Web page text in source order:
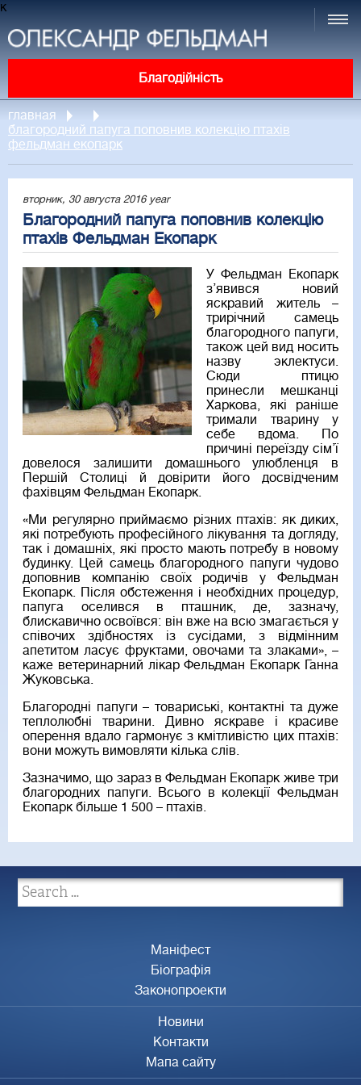
к
Благодійність
главная
благородний папуга поповнив колекцію птахів
фельдман екопарк
вторник, 30 августа 2016 year
Благородний папуга поповнив колекцію
птахів Фельдман Екопарк
У Фельдман Екопарк
з’явився новий
яскравий житель –
трирічний самець
благородного папуги,
також цей вид носить
назву эклектуси.
Сюди птицю
принесли мешканці
Харкова, які раніше
тримали тварину у
себе вдома. По
причині переїзду сім’ї
довелося залишити домашнього улюбленця в
Першій Столиці й довірити його досвідченим
фахівцям Фельдман Екопарк.
«Ми регулярно приймаємо різних птахів: як диких,
які потребують професійного лікування та догляду,
так і домашніх, які просто мають потребу в новому
будинку. Цей самець благородного папуги чудово
доповнив компанію своїх родичів у Фельдман
Екопарк. Після обстеження і необхідних процедур,
папуга оселився в пташник, де, зазначу,
блискавично освоївся: він вже на всю змагається у
співочих здібностях із сусідами, з відмінним
апетитом ласує фруктами, овочами та злаками», –
каже ветеринарний лікар Фельдман Екопарк Ганна
Жуковська.
Благородні папуги – товариські, контактні та дуже
теплолюбні тварини. Дивно яскраве і красиве
оперення вдало гармонує з кмітливістю цих птахів:
вони можуть вимовляти кілька слів.
Зазначимо, що зараз в Фельдман Екопарк живе три
благородних папуги. Всього в колекції Фельдман
Екопарк більше 1 500 – птахів.
Маніфест
Біографія
Законопроекти
Новини
Контакти
Мапа сайту